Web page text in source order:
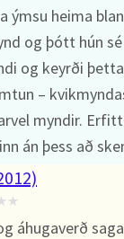
ýmsu heima
og þótt hún
og keyrði
–
myndir.
án þess að
áhugaverð